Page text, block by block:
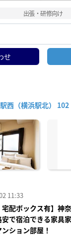
出張・研修向け
せ
西（横浜駅北） 102
11:33
宅配ボックス有】神
で宿泊できる家具
ション部屋！